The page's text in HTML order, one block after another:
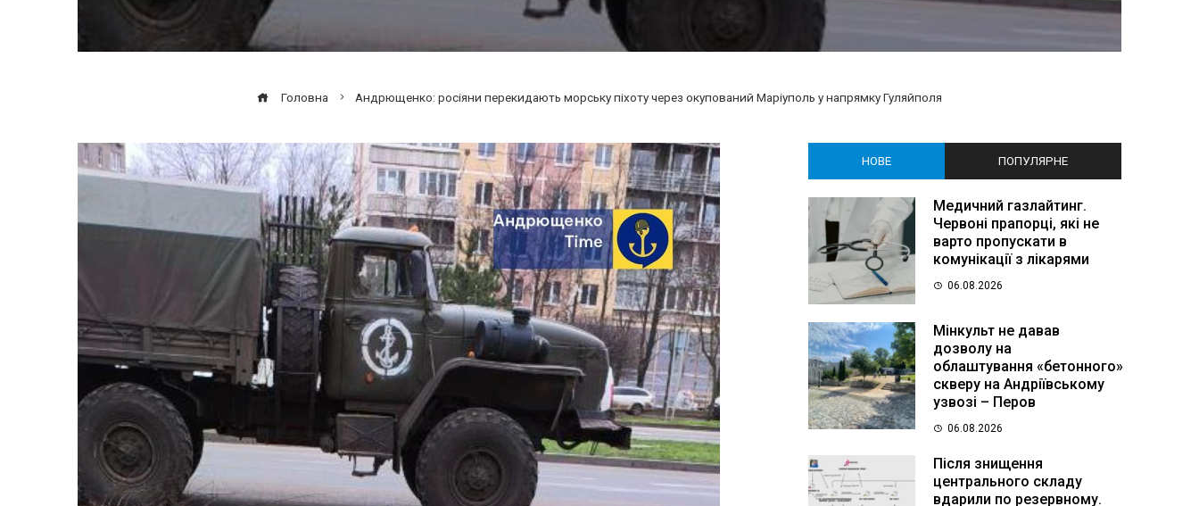
Головна Андрющенко: росіяни перекидають морську піхоту через окупований Маріуполь у напрямку Гуляйполя
НОВЕ ПОПУЛЯРНЕ
Медичний газлайтинг.
Червоні прапорці, які не
варто пропускати в
комунікації з лікарями
06.08.2026
Мінкульт не давав
дозволу на
облаштування «бетонного»
скверу на Андріївському
узвозі – Перов
06.08.2026
Після знищення
центрального складу
вдарили по резервному.